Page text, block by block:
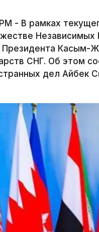
- В рамках
Независимых
Касым-
СНГ. Об этом
дел Айбек